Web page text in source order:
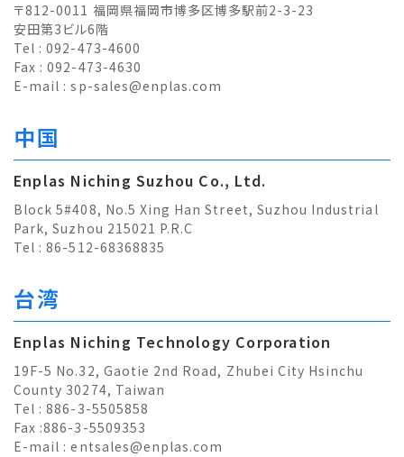
〒812-0011 福岡県福岡市博多区博多駅前2-3-23
安田第3ビル6階
Tel : 092-473-4600
Fax : 092-473-4630
E-mail :sp-sales@enplas.com
中国
Enplas Niching Suzhou Co., Ltd.
Block 5#408, No.5 Xing Han Street, Suzhou Industrial
Park, Suzhou 215021 P.R.C
Tel : 86-512-68368835
台湾
Enplas Niching Technology Corporation
19F-5 No.32, Gaotie 2nd Road, Zhubei City Hsinchu
County 30274, Taiwan
Tel : 886-3-5505858
Fax :886-3-5509353
E-mail :entsales@enplas.com